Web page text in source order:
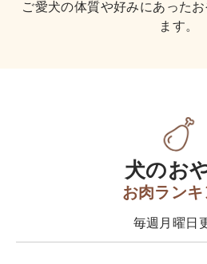
ご愛犬の体質や好みにあった
ます。
犬のお
お肉ランキ
毎週月曜日